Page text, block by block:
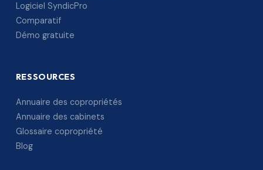
Logiciel SyndicPro
Comparatif
Démo gratuite
RESSOURCES
Annuaire des copropriétés
Annuaire des cabinets
Glossaire copropriété
Blog